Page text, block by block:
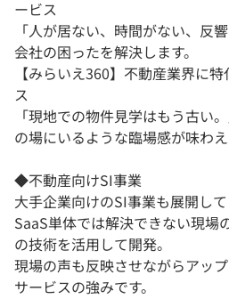
ービス
「人が居ない、時間がない、反
会社の困ったを解決します。
【みらいえ360】不動産業界に
ス
「現地での物件見学はもう古い
の場にいるような臨場感が味わえ
◆不動産向けSI事業
大手企業向けのSI事業も展開して
SaaS単体では解決できない現場
の技術を活用して開発。
現場の声も反映させながらアッ
サービスの強みです。